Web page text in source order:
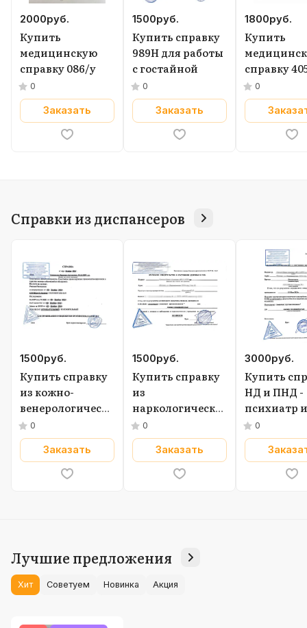
2000руб.
Купить
медицинскую
справку 086/у
0
Заказать
1500руб.
Купить справку
989Н для работы
с гостайной
0
Заказать
1800руб.
Купить
справку
работы на
высоте
0
Справки из диспансеров
1500руб.
Купить справку
из кожно-
венерологического
диспансера
(КВД)
0
Заказать
1500руб.
Купить справку
из
наркологического
диспансера
0
Заказать
3000руб.
Купить
НД и ПНД -
психиатр и
нарколог в
Москве
0
Лучшие предложения
Хит Советуем Новинка Акция